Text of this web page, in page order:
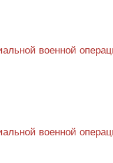
военной
военной